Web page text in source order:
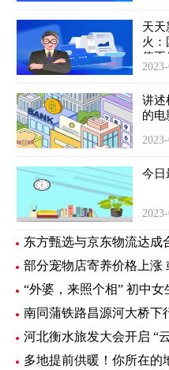
天天
火：
值不
讲述
的电
今日
部分宠物店寄养价格上涨
“外婆，来照个相” 初中
南同蒲铁路昌源河大桥下
河北衡水旅发大会开启 “
多地提前供暖！你所在的